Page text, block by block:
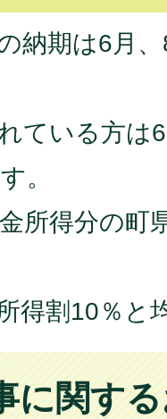
納期は6月
ている方は
。
所得分の町
得割10％と
に関す